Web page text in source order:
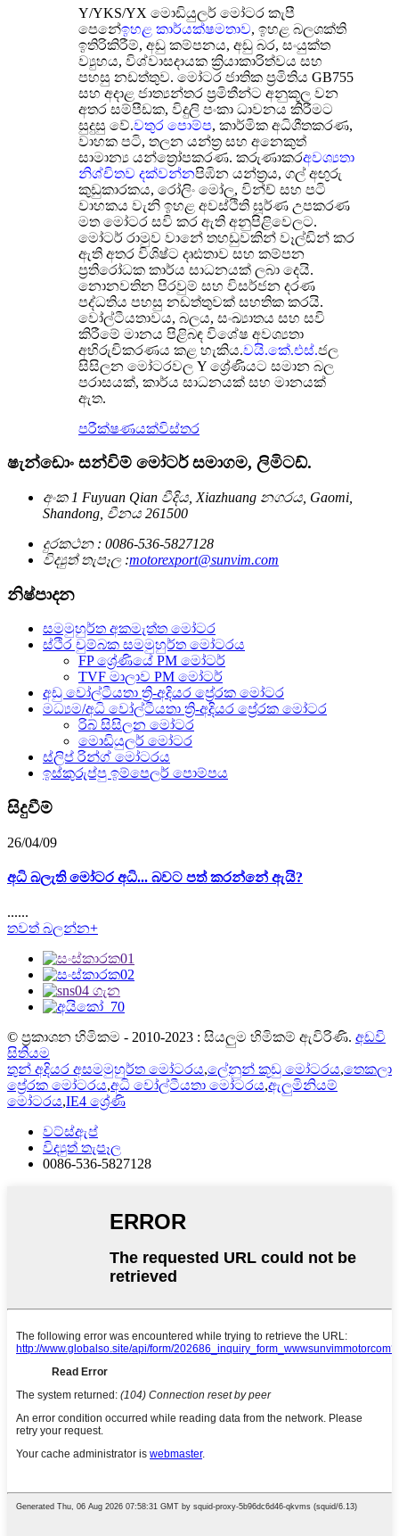
Y/YKS/YX මොඩියුලර් මෝටර කැපී
පෙනේඉහළ කාර්යක්ෂමතාව, ඉහළ බලශක්ති
ඉතිරිකිරීම්, අඩු කම්පනය, අඩු බර, සංයුක්ත
ව්‍යුහය, විශ්වාසදායක ක්‍රියාකාරිත්වය සහ
පහසු නඩත්තුව. මෝටර ජාතික ප්‍රමිතිය GB755
සහ අදාළ ජාත්‍යන්තර ප්‍රමිතීන්ට අනුකූල වන
අතර සම්පීඩක, විදුලි පංකා ධාවනය කිරීමට
සුදුසු වේ.වතුර පොම්ප, කාර්මික අධිශීතකරණ,
වාහක පටි, තලන යන්ත්‍ර සහ අනෙකුත්
සාමාන්‍ය යන්ත්‍රෝපකරණ. කරුණාකරඅවශ්‍යතා
නිශ්චිතව දක්වන්නපිඹින යන්ත්‍රය, ගල් අඟුරු
කුඩුකාරකය, රෝලිං මෝල, වින්ච් සහ පටි
වාහකය වැනි ඉහළ අවස්ථිති ඝූර්ණ උපකරණ
මත මෝටර සවි කර ඇති අනුපිළිවෙලට.
මෝටර් රාමුව වානේ තහඩුවකින් වෑල්ඩින් කර
ඇති අතර විශිෂ්ට දෘඪතාව සහ කම්පන
ප්‍රතිරෝධක කාර්ය සාධනයක් ලබා දෙයි.
නොනවතින පිරවුම් සහ විසර්ජන දරණ
පද්ධතිය පහසු නඩත්තුවක් සහතික කරයි.
වෝල්ටීයතාවය, බලය, සංඛ්‍යාතය සහ සවි
කිරීමේ මානය පිළිබඳ විශේෂ අවශ්‍යතා
අභිරුචිකරණය කළ හැකිය.වයි.කේ.එස්.ජල
සිසිලන මෝටරවල Y ශ්‍රේණියට සමාන බල
පරාසයක්, කාර්ය සාධනයක් සහ මානයක්
ඇත.
පරීක්ෂණයක්විස්තර
ෂැන්ඩොං සන්විම් මෝටර් සමාගම, ලිමිටඩ්.
අංක 1 Fuyuan Qian වීදිය, Xiazhuang නගරය, Gaomi,
Shandong, චීනය 261500
දුරකථන : 0086-536-5827128
විද්‍යුත් තැපෑල :motorexport@sunvim.com
නිෂ්පාදන
සමමුහුර්ත අකමැත්ත මෝටර
ස්ථිර චුම්බක සමමුහුර්ත මෝටරය
FP ශ්‍රේණියේ PM මෝටර්
TVF මාලාව PM මෝටර්
අඩු වෝල්ටීයතා ත්‍රි-අදියර ප්‍රේරක මෝටර
මධ්‍යම/අධි වෝල්ටීයතා ත්‍රි-අදියර ප්‍රේරක මෝටර
රිබ් සිසිලන මෝටර
මොඩියුලර් මෝටර
ස්ලිප් රින්ග් මෝටරය
ඉස්කුරුප්පු ඉම්පෙලර් පොම්පය
සිදුවීම්
26/04/09
අධි බලැති මෝටර අධි... බවට පත් කරන්නේ ඇයි?
......
තවත් බලන්න+
© ප්‍රකාශන හිමිකම - 2010-2023 : සියලුම හිමිකම් ඇවිරිණි. අඩවි
සිතියම
තුන් අදියර අසමමුහුර්ත මෝටරය,ලේනුන් කූඩු මෝටරය,තෙකලා
ප්‍රේරක මෝටරය,අධි වෝල්ටීයතා මෝටරය,ඇලුමිනියම්
මෝටරය,IE4 ශ්‍රේණි
වට්ස්ඇප්
විද්‍යුත් තැපෑල
0086-536-5827128